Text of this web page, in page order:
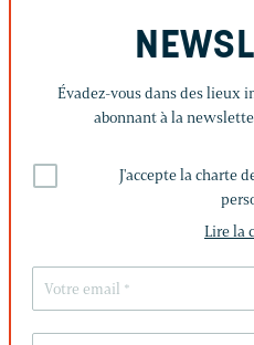
Évadez-vous dans des lieux
abonnant à la
J'accepte la charte
Lire la